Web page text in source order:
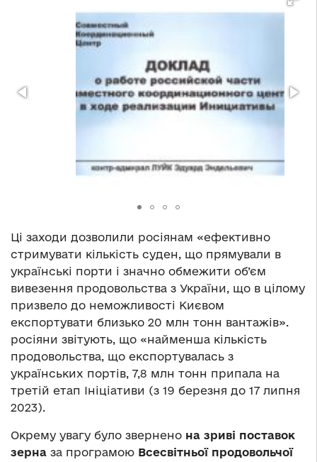
Ці заходи дозволили росіянам «ефективно
стримувати кількість суден, що прямували в
українські порти і значно обмежити об’єм
вивезення продовольства з України, що в цілому
призвело до неможливості Києвом
експортувати близько 20 млн тонн вантажів».
росіяни звітують, що «найменша кількість
продовольства, що експортувалась з
українських портів, 7,8 млн тонн припала на
третій етап Ініціативи (з 19 березня до 17 липня
2023).
Окрему увагу було звернено на зриві поставок
зерна за програмою Всесвітньої продовольчої